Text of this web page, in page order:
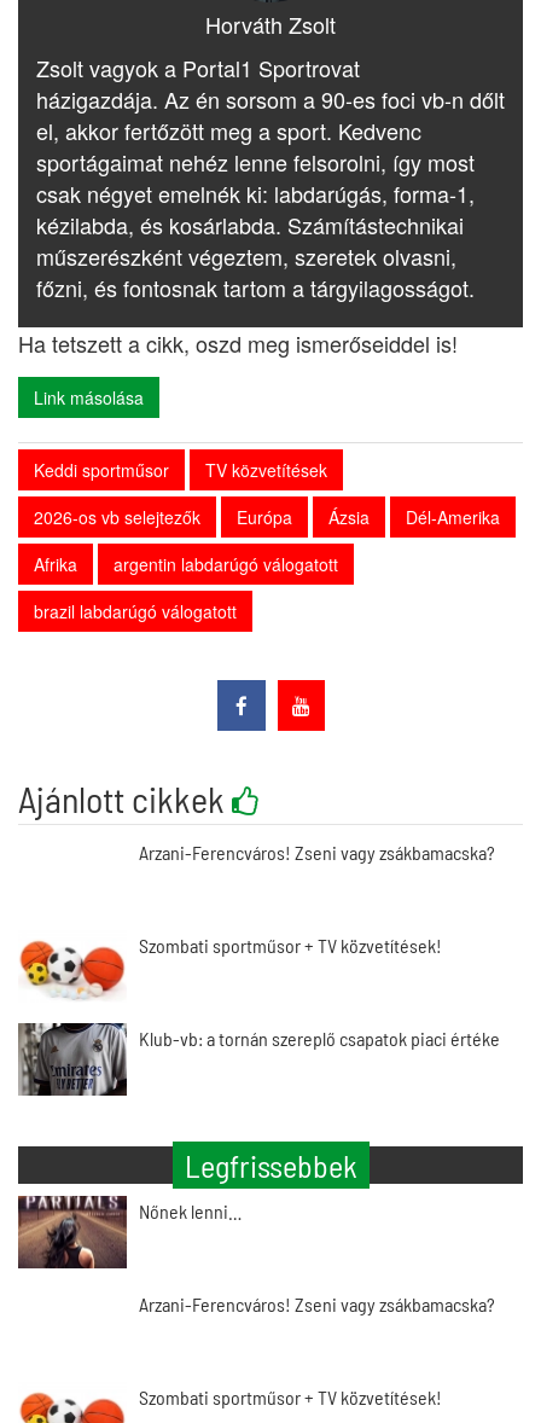
Horváth Zsolt
Zsolt vagyok a Portal1 Sportrovat
házigazdája. Az én sorsom a 90-es foci vb-n dőlt
el, akkor fertőzött meg a sport. Kedvenc
sportágaimat nehéz lenne felsorolni, így most
csak négyet emelnék ki: labdarúgás, forma-1,
kézilabda, és kosárlabda. Számítástechnikai
műszerészként végeztem, szeretek olvasni,
főzni, és fontosnak tartom a tárgyilagosságot.
Ha tetszett a cikk, oszd meg ismerőseiddel is!
Link másolása
Keddi sportműsor
TV közvetítések
2026-os vb selejtezők
Európa Ázsia
Dél-Amerika
Afrika
argentin labdarúgó válogatott
brazil labdarúgó válogatott
Ajánlott cikkek
Arzani-Ferencváros! Zseni vagy zsákbamacska?
Szombati sportműsor + TV közvetítések!
Klub-vb: a tornán szereplő csapatok piaci értéke
Legfrissebbek
Nőnek lenni…
Arzani-Ferencváros! Zseni vagy zsákbamacska?
Szombati sportműsor + TV közvetítések!